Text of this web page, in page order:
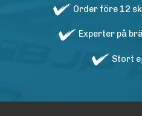
Order före 12
Experter på
Stort